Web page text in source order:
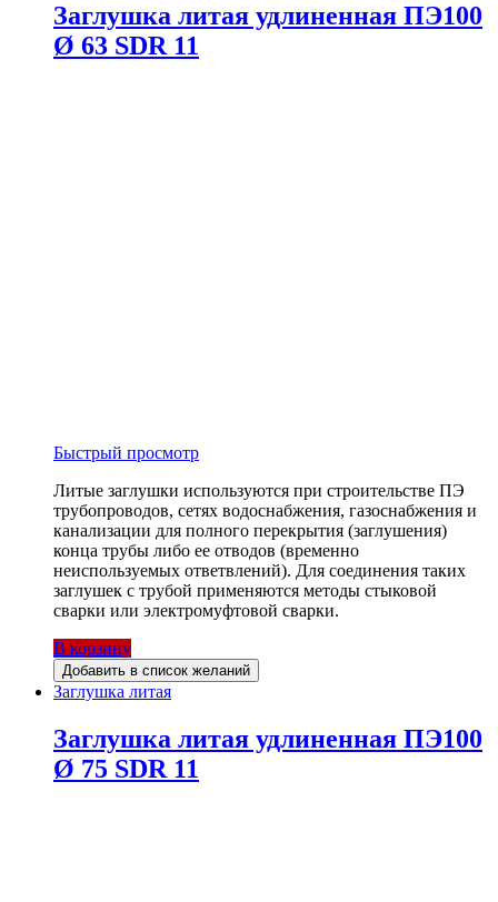
Заглушка литая удлиненная ПЭ100
Ø 63 SDR 11
Быстрый просмотр
Литые заглушки используются при строительстве ПЭ
трубопроводов, сетях водоснабжения, газоснабжения и
канализации для полного перекрытия (заглушения)
конца трубы либо ее отводов (временно
неиспользуемых ответвлений). Для соединения таких
заглушек с трубой применяются методы стыковой
сварки или электромуфтовой сварки.
В корзину
Добавить в список желаний
Заглушка литая
Заглушка литая удлиненная ПЭ100
Ø 75 SDR 11